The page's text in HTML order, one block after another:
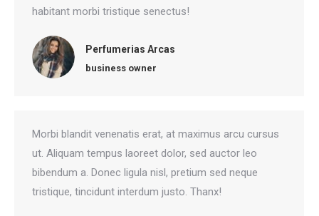
habitant morbi tristique senectus!
Perfumerias Arcas
business owner
Morbi blandit venenatis erat, at maximus arcu cursus
ut. Aliquam tempus laoreet dolor, sed auctor leo
bibendum a. Donec ligula nisl, pretium sed neque
tristique, tincidunt interdum justo. Thanx!